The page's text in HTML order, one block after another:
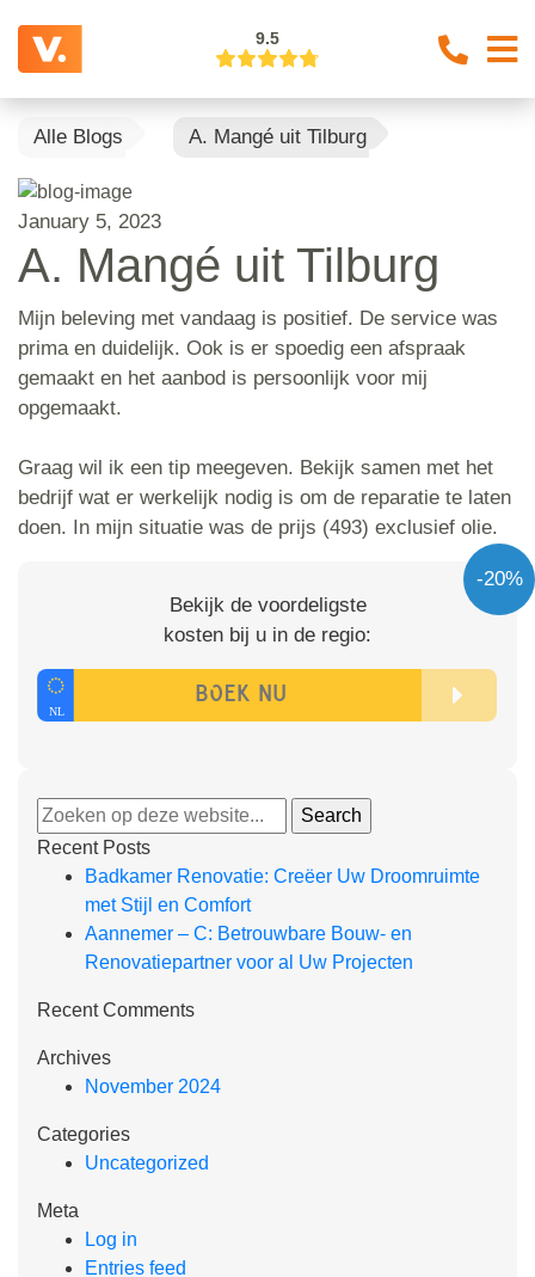
9.5
Alle Blogs A. Mangé uit Tilburg
January 5, 2023
A. Mangé uit Tilburg
Mijn beleving met vandaag is positief. De service was
prima en duidelijk. Ook is er spoedig een afspraak
gemaakt en het aanbod is persoonlijk voor mij
opgemaakt.
Graag wil ik een tip meegeven. Bekijk samen met het
bedrijf wat er werkelijk nodig is om de reparatie te laten
doen. In mijn situatie was de prijs (493) exclusief olie.
-20%
Bekijk de voordeligste
kosten bij u in de regio:
Recent Posts
Badkamer Renovatie: Creëer Uw Droomruimte
met Stijl en Comfort
Aannemer – C: Betrouwbare Bouw- en
Renovatiepartner voor al Uw Projecten
Recent Comments
Archives
November 2024
Categories
Uncategorized
Meta
Log in
Entries feed